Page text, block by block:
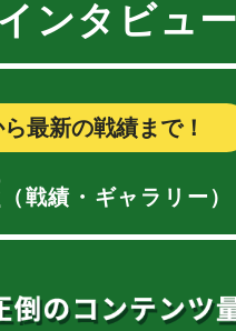
ンタビュ
最新の戦績まで！
（戦績・ギャラリー）